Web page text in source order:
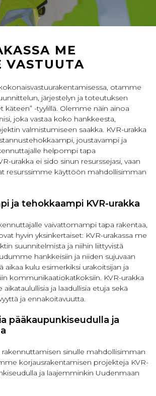
ME
VASTUUTA
otamme
järjestelyn ja toteutuksen
käteen” -tyylillä. Olemme näin ainoa
joka vastaa koko hankkeesta,
valmistumiseen saakka. KVR-urakka
joustavampi ja
helpompi tapa
urakka ei sido sinun resurssejasi, vaan
resurssimme käyttöön mahdollisimman
ja tehokkaampi KVR-urakka
vaivattomampi tapa rakentaa,
hyvin yksinkertaiset: KVR-urakassa me
suunnitelmista ja niihin liittyvistä
hankkeisiin ja niiden sujuvaan
aikaa kulu esimerkiksi urakoitsijan ja
kommunikaatiokatkoksiin. KVR-urakka
ja laadullisia etuja sekä
ja ennakoitavuutta.
pääkaupunkiseudulla ja
sinulle mahdollisimman
korjausrakentamisen projekteja KVR-
ja laajemminkin Uudenmaan